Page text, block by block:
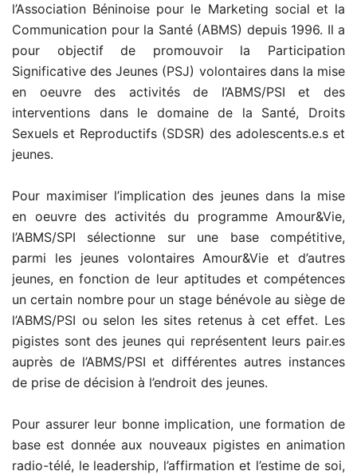
l’Association Béninoise pour le Marketing social et la
Communication pour la Santé (ABMS) depuis 1996. Il a
pour objectif de promouvoir la Participation
Significative des Jeunes (PSJ) volontaires dans la mise
en oeuvre des activités de I’ABMS/PSI et des
interventions dans le domaine de la Santé, Droits
Sexuels et Reproductifs (SDSR) des adolescents.e.s et
jeunes.
Pour maximiser l’implication des jeunes dans la mise
en oeuvre des activités du programme Amour&Vie,
l’ABMS/SPI sélectionne sur une base compétitive,
parmi les jeunes volontaires Amour&Vie et d’autres
jeunes, en fonction de leur aptitudes et compétences
un certain nombre pour un stage bénévole au siège de
l’ABMS/PSI ou selon les sites retenus à cet effet. Les
pigistes sont des jeunes qui représentent leurs pair.es
auprès de l’ABMS/PSI et différentes autres instances
de prise de décision à l’endroit des jeunes.
Pour assurer leur bonne implication, une formation de
base est donnée aux nouveaux pigistes en animation
radio-télé, le leadership, l’affirmation et l’estime de soi,